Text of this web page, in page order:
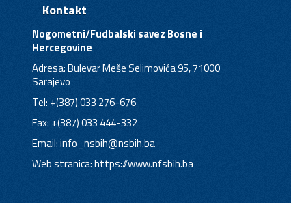
Kontakt
Nogometni/Fudbalski savez Bosne i
Hercegovine
Adresa: Bulevar Meše Selimovića 95, 71000
Sarajevo
Tel: +(387) 033 276-676
Fax: +(387) 033 444-332
Email:info_nsbih@nsbih.ba
Web stranica: https://www.nfsbih.ba